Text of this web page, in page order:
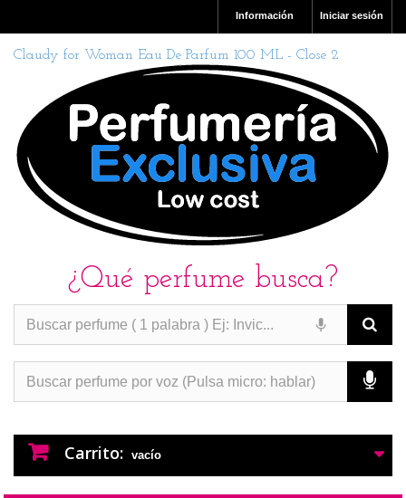
Iniciar sesión
Información
Claudy for Woman Eau De Parfum 100 ML - Close 2
¿Qué perfume busca?
Carrito: vacío